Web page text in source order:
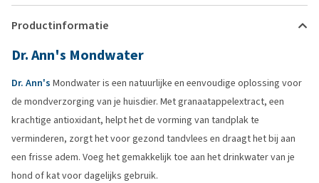
Productinformatie
Dr. Ann's Mondwater
Dr. Ann's Mondwater is een natuurlijke en eenvoudige oplossing voor
de mondverzorging van je huisdier. Met granaatappelextract, een
krachtige antioxidant, helpt het de vorming van tandplak te
verminderen, zorgt het voor gezond tandvlees en draagt het bij aan
een frisse adem. Voeg het gemakkelijk toe aan het drinkwater van je
hond of kat voor dagelijks gebruik.